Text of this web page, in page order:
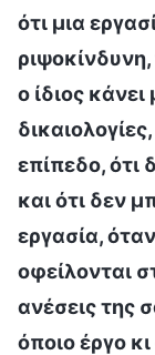
ότι μια
ο ίδιος
επίπεδο, ότι
και ότι δεν
εργασία,
οφείλονται
ανέσεις της
όποιο έργο